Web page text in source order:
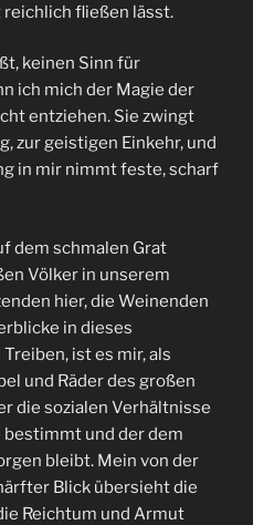
fließen lässt.
keinen Sinn für
ich mich der Magie der
entziehen. Sie zwingt
zur geistigen Einkehr, und
in mir nimmt feste, scharf
dem schmalen Grat
Völker in unserem
hier, die Weinenden
in dieses
ist es mir, als
und Räder des großen
die sozialen Verhältnisse
und der dem
bleibt. Mein von der
Blick übersieht die
Reichtum und Armut